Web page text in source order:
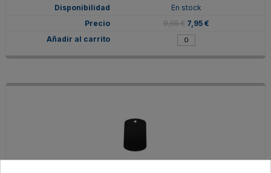
En stock
9,95 € 7,95 €